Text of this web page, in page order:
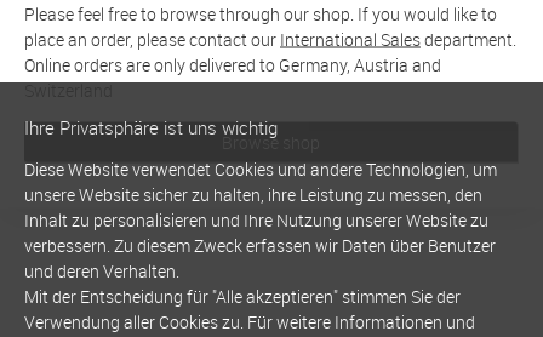
Please feel free to browse through our shop. If you would like to
place an order, please contact our International Salesdepartment.
Online orders are only delivered to Germany, Austria and
Switzerland
Browse shop
Ihre Privatsphäre ist uns wichtig
Diese Website verwendet Cookies und andere Technologien, um
unsere Website sicher zu halten, ihre Leistung zu messen, den
Inhalt zu personalisieren und Ihre Nutzung unserer Website zu
verbessern. Zu diesem Zweck erfassen wir Daten über Benutzer
und deren Verhalten.
Mit der Entscheidung für "Alle akzeptieren" stimmen Sie der
Verwendung aller Cookies zu. Für weitere Informationen und